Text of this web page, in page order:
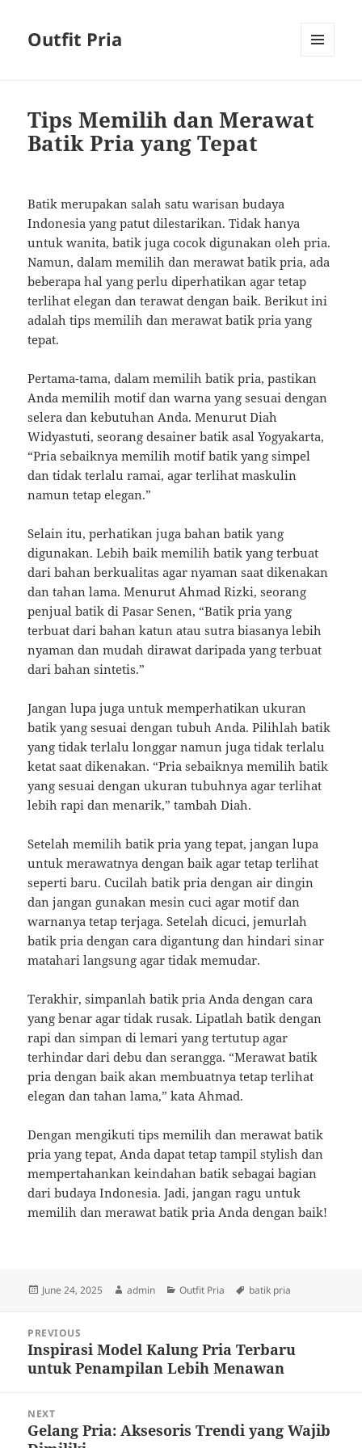
Outfit Pria
Tips Memilih dan Merawat
Batik Pria yang Tepat
Batik merupakan salah satu warisan budaya
Indonesia yang patut dilestarikan. Tidak hanya
untuk wanita, batik juga cocok digunakan oleh pria.
Namun, dalam memilih dan merawat batik pria, ada
beberapa hal yang perlu diperhatikan agar tetap
terlihat elegan dan terawat dengan baik. Berikut ini
adalah tips memilih dan merawat batik pria yang
tepat.
Pertama-tama, dalam memilih batik pria, pastikan
Anda memilih motif dan warna yang sesuai dengan
selera dan kebutuhan Anda. Menurut Diah
Widyastuti, seorang desainer batik asal Yogyakarta,
“Pria sebaiknya memilih motif batik yang simpel
dan tidak terlalu ramai, agar terlihat maskulin
namun tetap elegan.”
Selain itu, perhatikan juga bahan batik yang
digunakan. Lebih baik memilih batik yang terbuat
dari bahan berkualitas agar nyaman saat dikenakan
dan tahan lama. Menurut Ahmad Rizki, seorang
penjual batik di Pasar Senen, “Batik pria yang
terbuat dari bahan katun atau sutra biasanya lebih
nyaman dan mudah dirawat daripada yang terbuat
dari bahan sintetis.”
Jangan lupa juga untuk memperhatikan ukuran
batik yang sesuai dengan tubuh Anda. Pilihlah batik
yang tidak terlalu longgar namun juga tidak terlalu
ketat saat dikenakan. “Pria sebaiknya memilih batik
yang sesuai dengan ukuran tubuhnya agar terlihat
lebih rapi dan menarik,” tambah Diah.
Setelah memilih batik pria yang tepat, jangan lupa
untuk merawatnya dengan baik agar tetap terlihat
seperti baru. Cucilah batik pria dengan air dingin
dan jangan gunakan mesin cuci agar motif dan
warnanya tetap terjaga. Setelah dicuci, jemurlah
batik pria dengan cara digantung dan hindari sinar
matahari langsung agar tidak memudar.
Terakhir, simpanlah batik pria Anda dengan cara
yang benar agar tidak rusak. Lipatlah batik dengan
rapi dan simpan di lemari yang tertutup agar
terhindar dari debu dan serangga. “Merawat batik
pria dengan baik akan membuatnya tetap terlihat
elegan dan tahan lama,” kata Ahmad.
Dengan mengikuti tips memilih dan merawat batik
pria yang tepat, Anda dapat tetap tampil stylish dan
mempertahankan keindahan batik sebagai bagian
dari budaya Indonesia. Jadi, jangan ragu untuk
memilih dan merawat batik pria Anda dengan baik!
Posted
June 24, 2025 Author
admin Categories
Outfit Pria Tags
batik pria
navigation
PREVIOUS
Previous
post:
Inspirasi Model Kalung Pria Terbaru
untuk Penampilan Lebih Menawan
NEXT
Next
Gelang Pria: Aksesoris Trendi yang Wajib